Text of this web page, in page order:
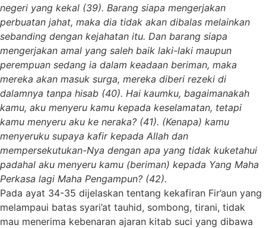
negeri yang kekal (39). Barang siapa mengerjakan
perbuatan jahat, maka dia tidak akan dibalas melainkan
sebanding dengan kejahatan itu. Dan barang siapa
mengerjakan amal yang saleh baik laki-laki maupun
perempuan sedang ia dalam keadaan beriman, maka
mereka akan masuk surga, mereka diberi rezeki di
dalamnya tanpa hisab (40). Hai kaumku, bagaimanakah
kamu, aku menyeru kamu kepada keselamatan, tetapi
kamu menyeru aku ke neraka? (41). (Kenapa) kamu
menyeruku supaya kafir kepada Allah dan
mempersekutukan-Nya dengan apa yang tidak kuketahui
padahal aku menyeru kamu (beriman) kepada Yang Maha
Perkasa lagi Maha Pengampun? (42).
Pada ayat 34-35 dijelaskan tentang kekafiran Fir’aun yang
melampaui batas syari’at tauhid, sombong, tirani, tidak
mau menerima kebenaran ajaran kitab suci yang dibawa